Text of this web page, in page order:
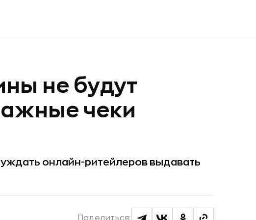
не будут
чеки
онлайн-ритейлеров выдавать
Поделиться: